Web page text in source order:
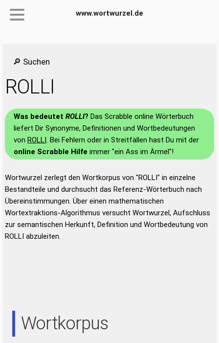
www.wortwurzel.de
🔎 Suchen
ROLLI
Was bedeutet ROLLI? Das Scrabble online Wörterbuch
liefert Dir Synonyme, Definitionen und Wortbedeutungen
von ROLLI. Bei Fehlern oder in Streitfällen hast Du mit der
online Scrabble Hilfe immer "ein Ass im Ärmel"!
Wortwurzel zerlegt den Wortkorpus von "ROLLI" in einzelne
Bestandteile und durchsucht das Referenz-Wörterbuch nach
Übereinstimmungen. Über einen mathematischen
Wortextraktions-Algorithmus versucht Wortwurzel, Aufschluss
zur semantischen Herkunft, Definition und Wortbedeutung von
ROLLI abzuleiten.
Wortkorpus